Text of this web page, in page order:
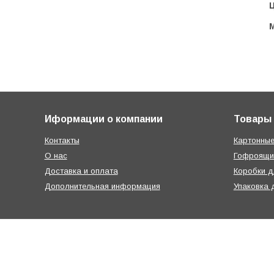
Иформации о компании
Контакты
О нас
Доставка и оплата
Дополнительная информация
Товары
Коробки
Упаковка